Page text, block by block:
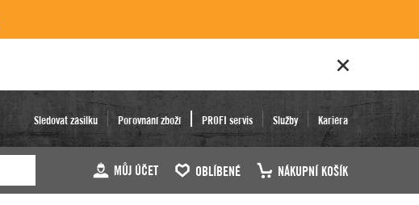
Sledovat zásilku Porovnání zboží PROFI servis Služby Kariéra
MŮJ ÚČET OBLÍBENÉ NÁKUPNÍ KOŠÍK